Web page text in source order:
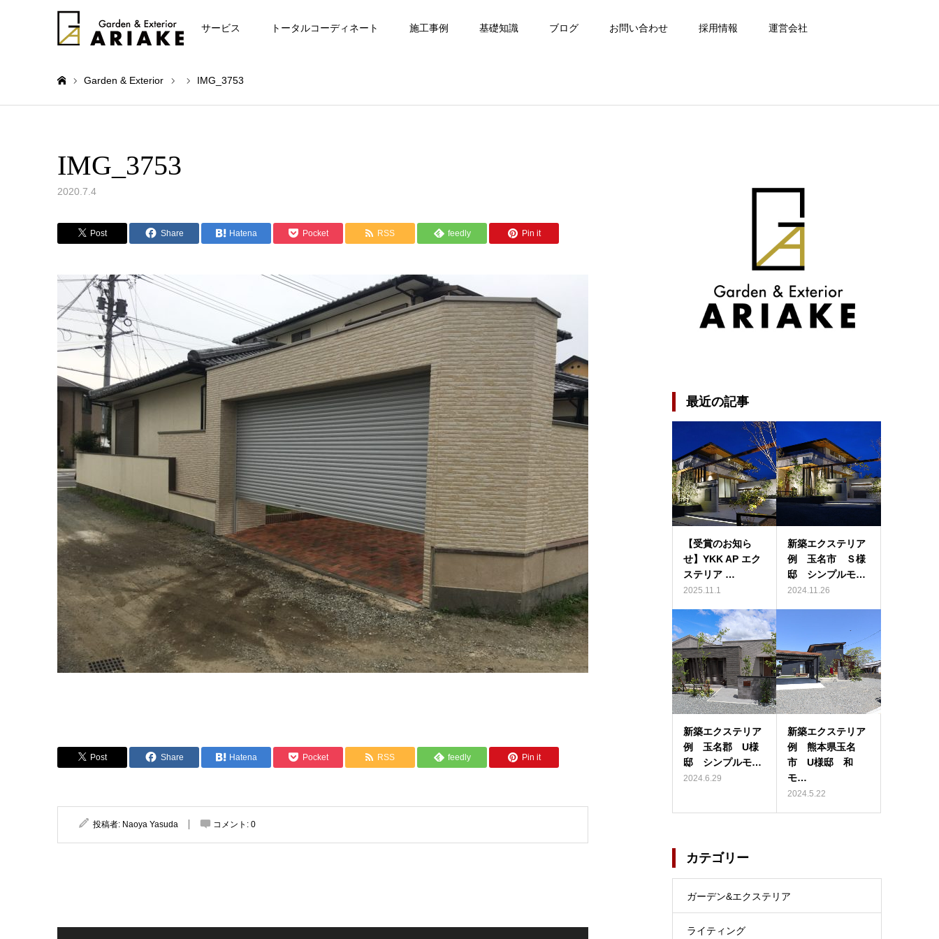
お知らせ サービス トータルコーディネート 施工事例 基礎知識 ブログ お問い合わせ 採用情報 運営会社
Garden & Exterior IMG_3753
IMG_3753
2020.7.4
Post Share Hatena Pocket RSS feedly Pin it
Post Share Hatena Pocket RSS feedly Pin it
投稿者: Naoya Yasuda コメント: 0
最近の記事
【受賞のお知ら
せ】YKK AP エク
ステリア …
2025.11.1
新築エクステリア
例 玉名市 Ｓ様
邸 シンプルモ…
2024.11.26
新築エクステリア
例 玉名郡 U様
邸 シンプルモ…
2024.6.29
新築エクステリア
例 熊本県玉名
市 U様邸 和
モ…
2024.5.22
カテゴリー
ガーデン&エクステリア
ライティング